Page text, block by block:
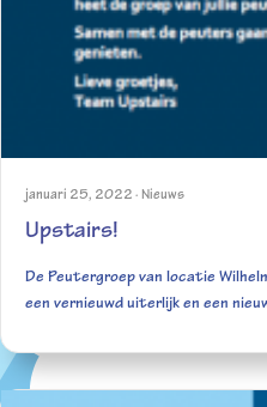
januari 25, 2022 · Nieuws
Upstairs!
De Peutergroep van locatie
een vernieuwd uiterlijk en een